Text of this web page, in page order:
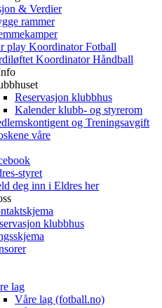
& Verdier
rammer
play Koordinator Fotball
Koordinator Håndball
Reservasjon klubbhus
Kalender klubb- og styrerom
og Treningsavgift
våre
styret
deg inn i Eldres her
klubbhus
lag
Våre lag (fotball.no)